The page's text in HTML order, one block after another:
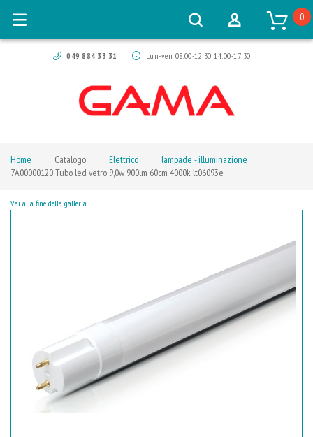
049 884 33 31 Lun-ven 08:00-12:30 14:00-17:30
0
Home Catalogo Elettrico
lampade - illuminazione
7A00000120 Tubo led vetro 9,0w 900lm 60cm 4000k lt06093e
Vai alla fine della galleria